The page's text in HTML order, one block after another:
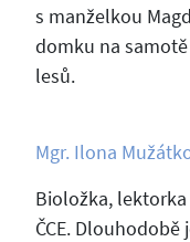
s manželkou
domku na
lesů.
Mgr. Ilona
Bioložka,
ČCE. Dlouhodobě